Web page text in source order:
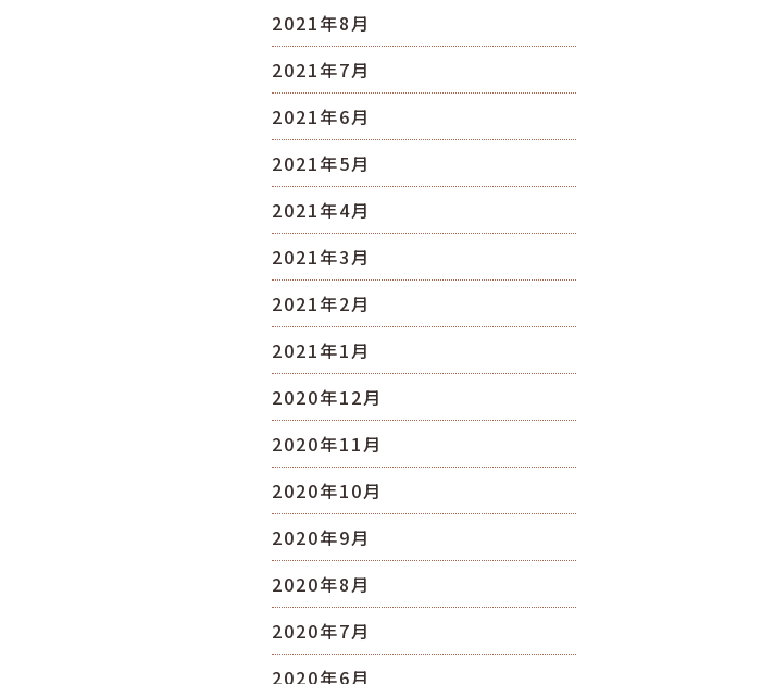
2021年8月
2021年7月
2021年6月
2021年5月
2021年4月
2021年3月
2021年2月
2021年1月
2020年12月
2020年11月
2020年10月
2020年9月
2020年8月
2020年7月
2020年6月